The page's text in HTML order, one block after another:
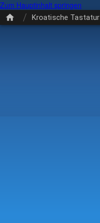
Zum Hauptinhalt springen
/ Kroatische Tastatur